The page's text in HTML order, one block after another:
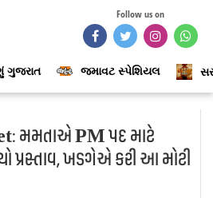
Follow us on
જમાવટ સ્પેશિયલ
મમતાએ PM પદ માટે
પ્રસ્તાવ, ખડગેએ કરી આ મોટી